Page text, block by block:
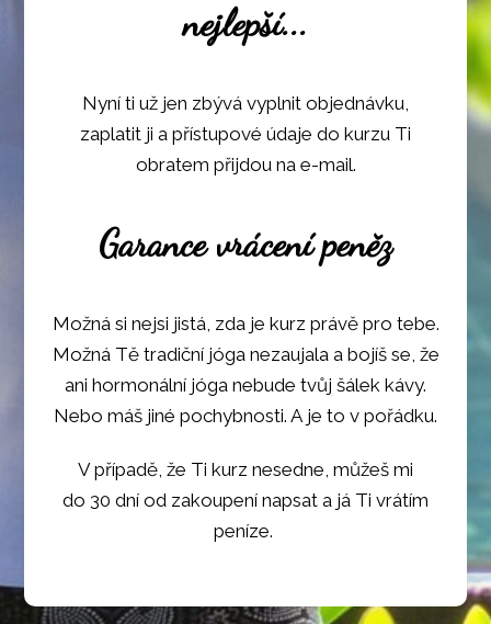
nejlepší...
Nyní ti už jen zbývá vyplnit objednávku,
zaplatit ji a přístupové údaje do kurzu Ti
obratem přijdou na e-mail.
Garance vrácení peněz
Možná si nejsi jistá, zda je kurz právě pro tebe.
Možná Tě tradiční jóga nezaujala a bojíš se, že
ani hormonální jóga nebude tvůj šálek kávy.
Nebo máš jiné pochybnosti. A je to v pořádku.
V případě, že Ti kurz nesedne, můžeš mi
do 30 dní od zakoupení napsat a já Ti vrátím
peníze.